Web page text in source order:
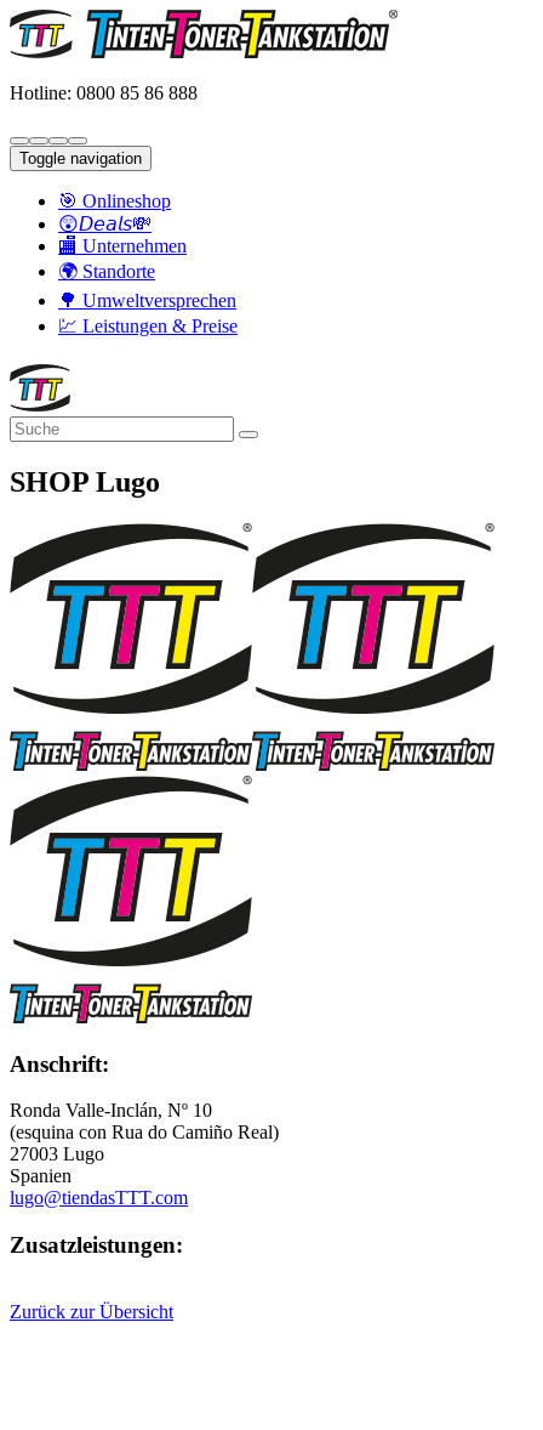
Hotline: 0800 85 86 888
Toggle navigation
🎯 Onlineshop
😲𝘋𝘦𝘢𝘭𝘴💸
🏬 Unternehmen
🌍 Standorte
🌳 Umweltversprechen
💹 Leistungen & Preise
SHOP Lugo
Anschrift:
Ronda Valle-Inclán, Nº 10
(esquina con Rua do Camiño Real)
27003 Lugo
Spanien
lugo@tiendasTTT.com
Zusatzleistungen:
Zurück zur Übersicht